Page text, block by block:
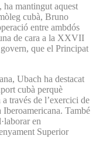
mantingut aquest
cubà, Bruno
entre ambdós
de cara a la XXVII
que el Principat
Ubach ha destacat
cubà perquè
través de l’exercici de
També
en
Superior